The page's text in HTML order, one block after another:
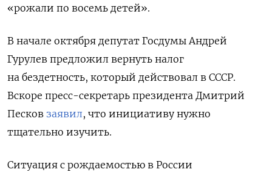
«рожали по восемь детей».
В начале октября депутат Госдумы Андрей
Гурулев предложил вернуть налог
на бездетность, который действовал в СССР.
Вскоре пресс-секретарь президента Дмитрий
Песков заявил, что инициативу нужно
тщательно изучить.
Ситуация с рождаемостью в России